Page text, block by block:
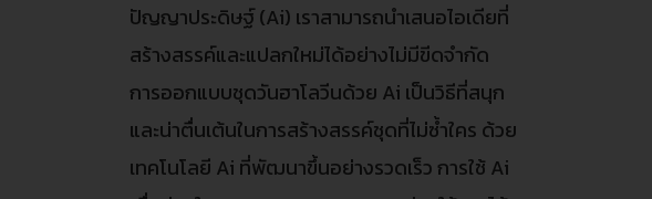
ปัญญาประดิษฐ์ (Ai) เราสามารถนำเสนอไอเดียที่
สร้างสรรค์และแปลกใหม่ได้อย่างไม่มีขีดจำกัด
การออกแบบชุดวันฮาโลวีนด้วย Ai เป็นวิธีที่สนุก
และน่าตื่นเต้นในการสร้างสรรค์ชุดที่ไม่ซ้ำใคร ด้วย
เทคโนโลยี Ai ที่พัฒนาขึ้นอย่างรวดเร็ว การใช้ Ai